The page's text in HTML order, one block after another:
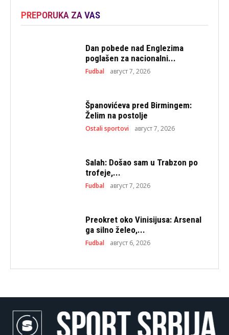
PREPORUKA ZA VAS
Dan pobede nad Englezima
poglašen za nacionalni...
Fudbal август 7, 2026
Španovićeva pred Birmingem:
Želim na postolje
Ostali sportovi август 7, 2026
Salah: Došao sam u Trabzon po
trofeje,...
Fudbal август 7, 2026
Preokret oko Vinisijusa: Arsenal
ga silno želeo,...
Fudbal август 6, 2026